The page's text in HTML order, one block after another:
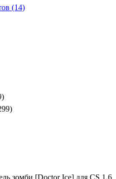
(14)
зомби [Doctor Ice] для CS 1.6